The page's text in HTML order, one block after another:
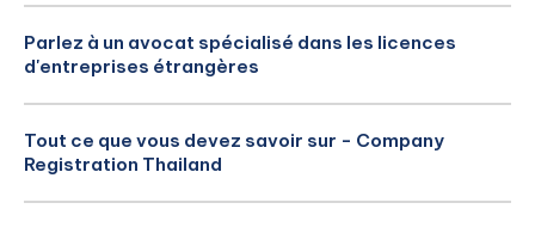
Parlez à un avocat spécialisé dans les licences
d'entreprises étrangères
Tout ce que vous devez savoir sur - Company
Registration Thailand